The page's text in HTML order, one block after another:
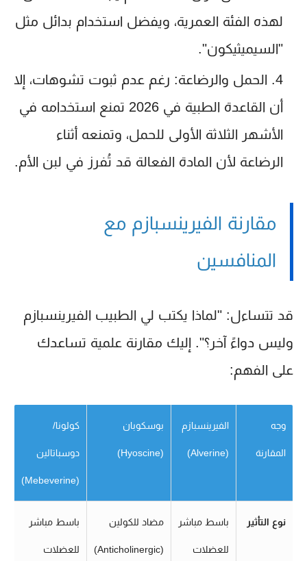
لهذه الفئة العمرية، ويفضل استخدام بدائل مثل
"السيميثيكون".
الحمل والرضاعة: رغم عدم ثبوت تشوهات، إلا
أن القاعدة الطبية في 2026 تمنع استخدامه في
الأشهر الثلاثة الأولى للحمل، وتمنعه أثناء
الرضاعة لأن المادة الفعالة قد تُفرز في لبن الأم.
مقارنة الفيرينسبازم مع
المنافسين
قد تتساءل: "لماذا يكتب لي الطبيب الفيرينسبازم
وليس دواءً آخر؟". إليك مقارنة علمية تساعدك
على الفهم:
وجه
المقارنة
الفيرينسبازم
(Alverine)
بوسكوبان
(Hyoscine)
كولونا/
دوسباتالين
(Mebeverine)
نوع التأثير باسط مباشر
للعضلات
مضاد للكولين
(Anticholinergic)
باسط مباشر
للعضلات